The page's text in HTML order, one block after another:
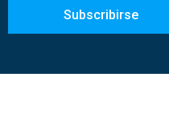
Subscribirse